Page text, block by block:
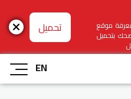
موقع
بتحميل تحميل
EN